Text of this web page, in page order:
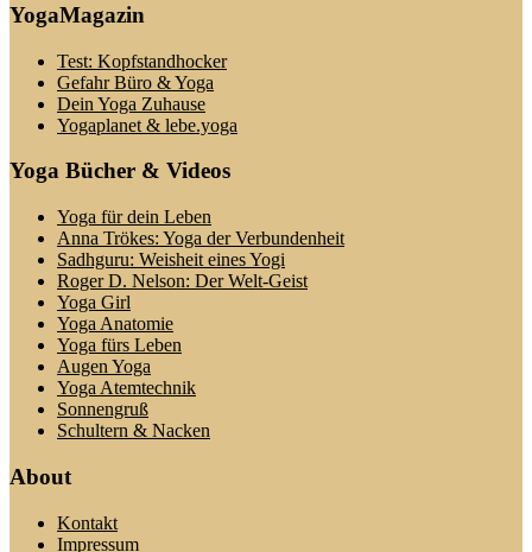
YogaMagazin
Test: Kopfstandhocker
Gefahr Büro & Yoga
Dein Yoga Zuhause
Yogaplanet & lebe.yoga
Yoga Bücher & Videos
Yoga für dein Leben
Anna Trökes: Yoga der Verbundenheit
Sadhguru: Weisheit eines Yogi
Roger D. Nelson: Der Welt-Geist
Yoga Girl
Yoga Anatomie
Yoga fürs Leben
Augen Yoga
Yoga Atemtechnik
Sonnengruß
Schultern & Nacken
About
Kontakt
Impressum